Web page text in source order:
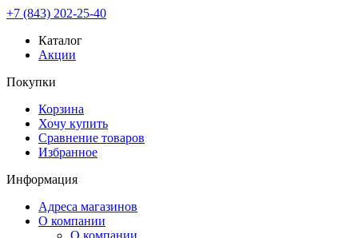
+7 (843) 202-25-40
Каталог
Акции
Покупки
Корзина
Хочу купить
Сравнение товаров
Избранное
Информация
Адреса магазинов
О компании
О компании